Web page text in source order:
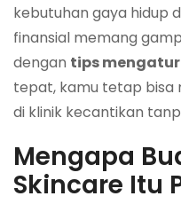
kebutuhan gaya hidup
finansial memang
dengan tips
tepat, kamu tetap bisa
di klinik kecantikan
Mengapa
Skincare Itu